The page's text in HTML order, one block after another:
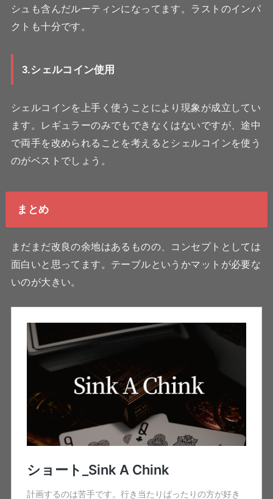
シュも含んだルーティンになってます。ラストのインパ
クトも十分です。
3.シェルコイン使用
シェルコインを上手く使うことにより現象が成立してい
ます。レギュラーのみでもできなくはないですが、途中
で両手を改められることを考えるとシェルコインを使う
のがベストでしょう。
まとめ
まだまだ改良の余地はあるものの、コンセプトとしては
面白いと思ってます。テーブルというかマットが必要な
いのが大きい。